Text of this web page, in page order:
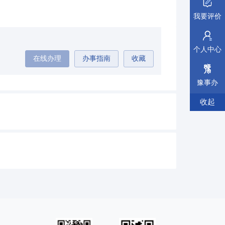
在线办理 办事指南 收藏
我要评价
个人中心
豫事办
收起